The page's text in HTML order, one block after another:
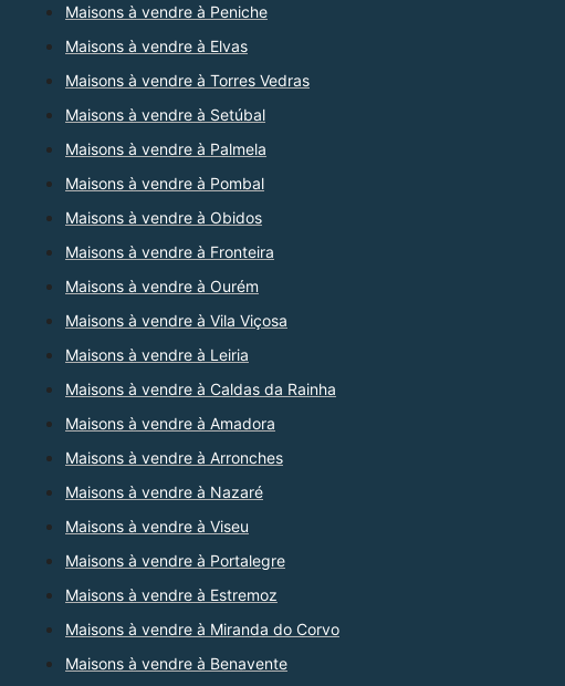
Maisons à vendre à Peniche
Maisons à vendre à Elvas
Maisons à vendre à Torres Vedras
Maisons à vendre à Setúbal
Maisons à vendre à Palmela
Maisons à vendre à Pombal
Maisons à vendre à Obidos
Maisons à vendre à Fronteira
Maisons à vendre à Ourém
Maisons à vendre à Vila Viçosa
Maisons à vendre à Leiria
Maisons à vendre à Caldas da Rainha
Maisons à vendre à Amadora
Maisons à vendre à Arronches
Maisons à vendre à Nazaré
Maisons à vendre à Viseu
Maisons à vendre à Portalegre
Maisons à vendre à Estremoz
Maisons à vendre à Miranda do Corvo
Maisons à vendre à Benavente